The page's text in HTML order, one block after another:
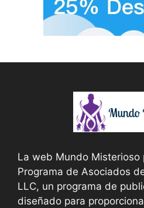
La web Mundo Misterioso
Programa de Asociados
LLC, un programa de
diseñado para